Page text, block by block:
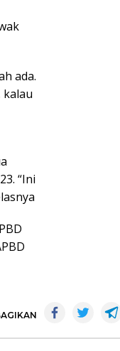
ada.
kalau
“Ini